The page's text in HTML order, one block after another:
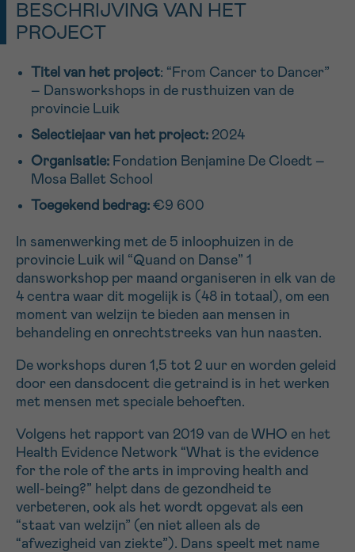
BESCHRIJVING VAN HET
PROJECT
Titel van het project: “From Cancer to Dancer”
– Dansworkshops in de rusthuizen van de
provincie Luik
Selectiejaar van het project: 2024
Organisatie: Fondation Benjamine De Cloedt –
Mosa Ballet School
Toegekend bedrag: €9 600
In samenwerking met de 5 inloophuizen in de
provincie Luik wil “Quand on Danse” 1
dansworkshop per maand organiseren in elk van de
4 centra waar dit mogelijk is (48 in totaal), om een
moment van welzijn te bieden aan mensen in
behandeling en onrechtstreeks van hun naasten.
De workshops duren 1,5 tot 2 uur en worden geleid
door een dansdocent die getraind is in het werken
met mensen met speciale behoeften.
Volgens het rapport van 2019 van de WHO en het
Health Evidence Network “What is the evidence
for the role of the arts in improving health and
well-being?” helpt dans de gezondheid te
verbeteren, ook als het wordt opgevat als een
“staat van welzijn” (en niet alleen als de
“afwezigheid van ziekte”). Dans speelt met name
EMAIL
MIJN VRAAG
Ja, stuur mij de nieuwsbrief
Ik aanvaard de
gebruiksvoorwaarden
Sturen
Verder